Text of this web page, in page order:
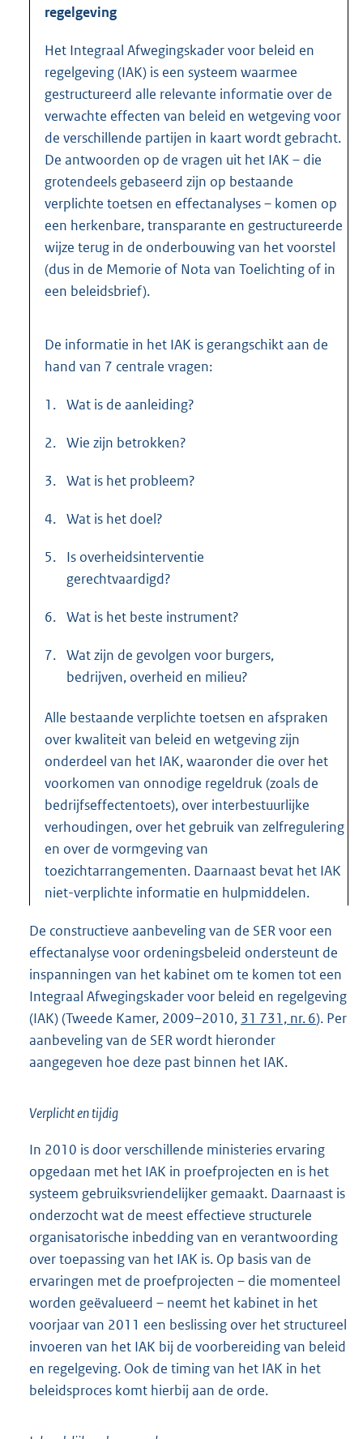
regelgeving
Het Integraal Afwegingskader voor beleid en
regelgeving (IAK) is een systeem waarmee
gestructureerd alle relevante informatie over de
verwachte effecten van beleid en wetgeving voor
de verschillende partijen in kaart wordt gebracht.
De antwoorden op de vragen uit het IAK – die
grotendeels gebaseerd zijn op bestaande
verplichte toetsen en effectanalyses – komen op
een herkenbare, transparante en gestructureerde
wijze terug in de onderbouwing van het voorstel
(dus in de Memorie of Nota van Toelichting of in
een beleidsbrief).
De informatie in het IAK is gerangschikt aan de
hand van 7 centrale vragen:
1. Wat is de aanleiding?
2. Wie zijn betrokken?
3. Wat is het probleem?
4. Wat is het doel?
5.
Is overheidsinterventie
gerechtvaardigd?
6. Wat is het beste instrument?
7. Wat zijn de gevolgen voor burgers,
bedrijven, overheid en milieu?
Alle bestaande verplichte toetsen en afspraken
over kwaliteit van beleid en wetgeving zijn
onderdeel van het IAK, waaronder die over het
voorkomen van onnodige regeldruk (zoals de
bedrijfseffectentoets), over interbestuurlijke
verhoudingen, over het gebruik van zelfregulering
en over de vormgeving van
toezichtarrangementen. Daarnaast bevat het IAK
niet-verplichte informatie en hulpmiddelen.
De constructieve aanbeveling van de SER voor een
effectanalyse voor ordeningsbeleid ondersteunt de
inspanningen van het kabinet om te komen tot een
Integraal Afwegingskader voor beleid en regelgeving
(IAK) (Tweede Kamer, 2009–2010, 31 731, nr. 6). Per
aanbeveling van de SER wordt hieronder
aangegeven hoe deze past binnen het IAK.
Verplicht en tijdig
In 2010 is door verschillende ministeries ervaring
opgedaan met het IAK in proefprojecten en is het
systeem gebruiksvriendelijker gemaakt. Daarnaast is
onderzocht wat de meest effectieve structurele
organisatorische inbedding van en verantwoording
over toepassing van het IAK is. Op basis van de
ervaringen met de proefprojecten – die momenteel
worden geëvalueerd – neemt het kabinet in het
voorjaar van 2011 een beslissing over het structureel
invoeren van het IAK bij de voorbereiding van beleid
en regelgeving. Ook de timing van het IAK in het
beleidsproces komt hierbij aan de orde.